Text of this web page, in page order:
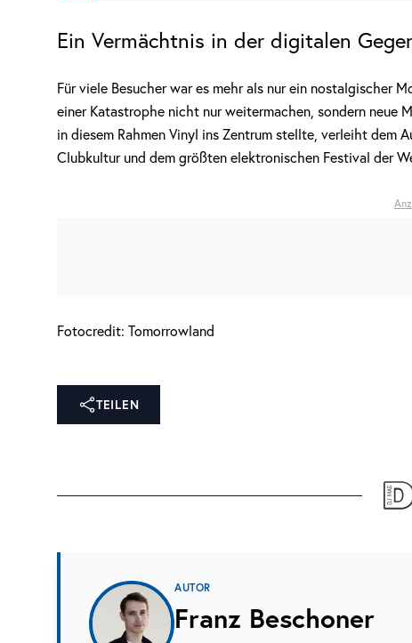
Ein Vermächtnis in der digitalen
Für viele Besucher war es mehr als nur ein nostalgischer
einer Katastrophe nicht nur weitermachen, sondern neue
in diesem Rahmen Vinyl ins Zentrum stellte, verleiht dem
Clubkultur und dem größten elektronischen Festival der
Fotocredit: Tomorrowland
TEILEN
AUTOR
Franz Beschoner